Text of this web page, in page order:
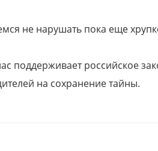
не нарушать пока еще
поддерживает российское
на сохранение тайны.